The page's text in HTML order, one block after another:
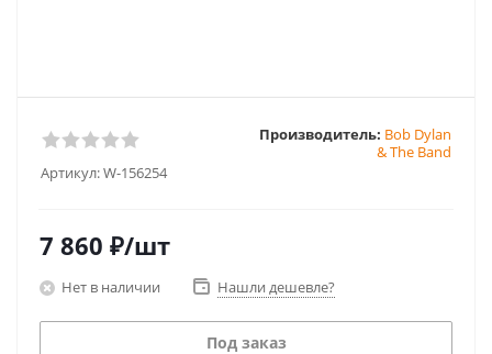
Артикул:W-156254
Производитель: Bob Dylan
& The Band
7 860 ₽/шт
Нет в наличии Нашли дешевле?
Под заказ